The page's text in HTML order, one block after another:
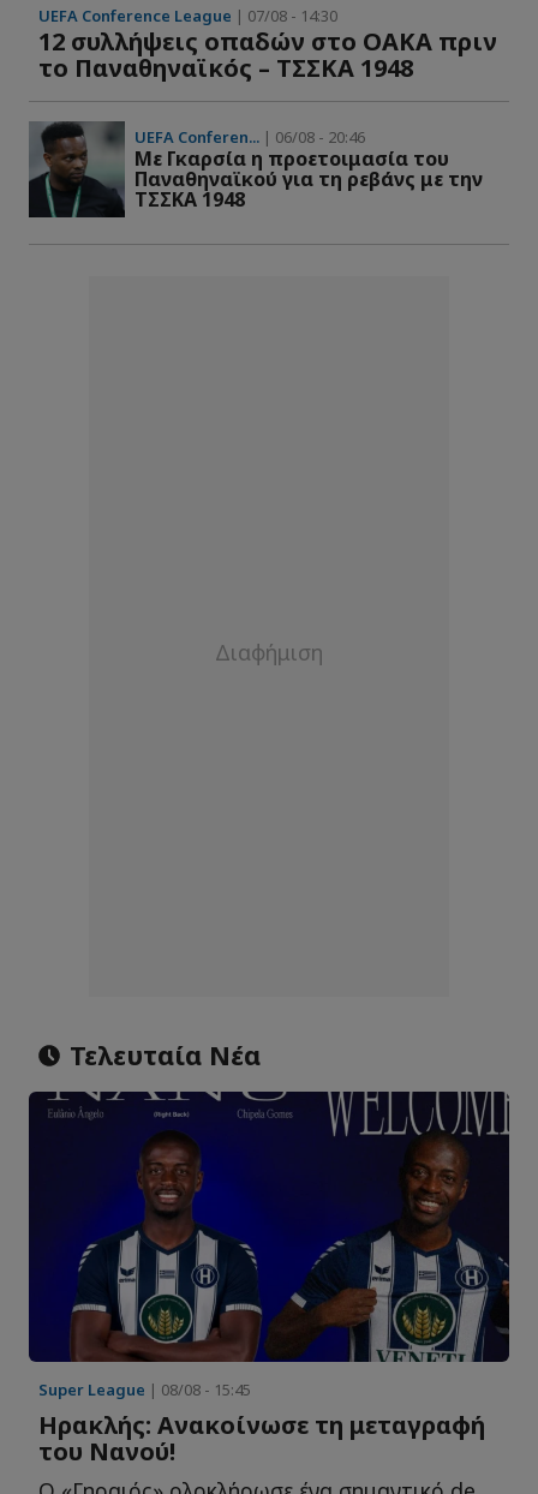
UEFA Conference League | 07/08 - 14:30
12 συλλήψεις οπαδών στο ΟΑΚΑ πριν
το Παναθηναϊκός – ΤΣΣΚΑ 1948
UEFA Conferen... | 06/08 - 20:46
Με Γκαρσία η προετοιμασία του
Παναθηναϊκού για τη ρεβάνς με την
ΤΣΣΚΑ 1948
Τελευταία Νέα
Super League | 08/08 - 15:45
Ηρακλής: Ανακοίνωσε τη μεταγραφή
του Νανού!